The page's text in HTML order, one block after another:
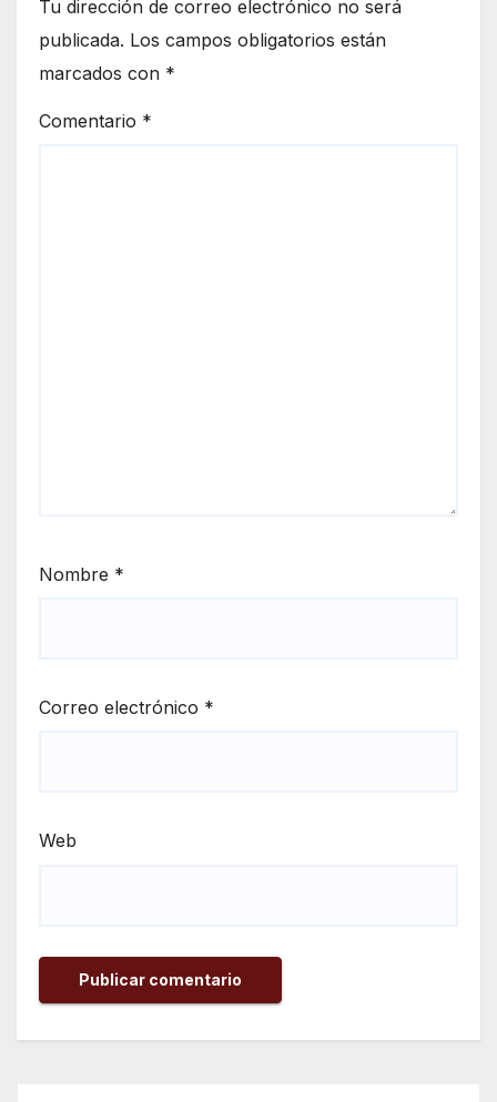
Tu dirección de correo electrónico no será
publicada. Los campos obligatorios están
marcados con *
Comentario *
Nombre *
Correo electrónico *
Web